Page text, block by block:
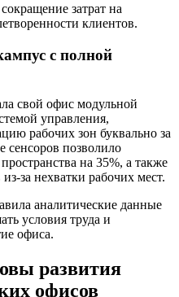
затрат на
клиентов.
с полной
свой офис модульной
управления,
рабочих зон буквально за
сенсоров позволило
на 35%, а также
за нехватки рабочих мест.
аналитические данные
условия труда и
офиса.
развития
офисов